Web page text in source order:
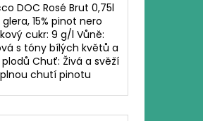
DOC Rosé Brut 0,75l
glera, 15% pinot nero
cukr: 9 g/l Vůně:
s tóny bílých květů a
Chuť: Živá a svěží
chutí pinotu